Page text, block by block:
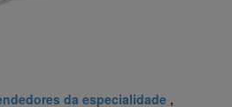
da especialidade ,